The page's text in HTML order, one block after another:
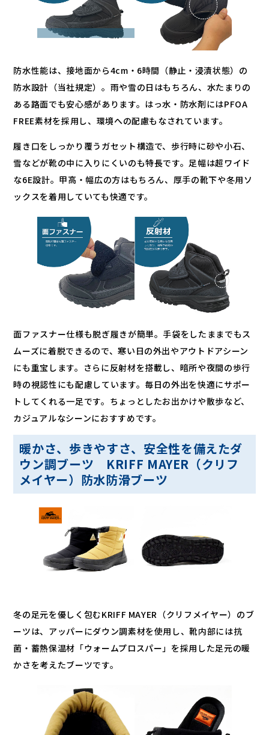
防水性能は、接地面から4cm・6時間（静止・浸漬状態）の
防水設計（当社規定）。雨や雪の日はもちろん、水たまりの
ある路面でも安心感があります。はっ水・防水剤にはPFOA
FREE素材を採用し、環境への配慮もなされています。
履き口をしっかり覆うガセット構造で、歩行時に砂や小石、
雪などが靴の中に入りにくいのも特長です。足幅は超ワイド
な6E設計。甲高・幅広の方はもちろん、厚手の靴下や冬用ソ
ックスを着用していても快適です。
面ファスナー仕様も脱ぎ履きが簡単。手袋をしたままでもス
ムーズに着脱できるので、寒い日の外出やアウトドアシーン
にも重宝します。さらに反射材を搭載し、暗所や夜間の歩行
時の視認性にも配慮しています。毎日の外出を快適にサポー
トしてくれる一足です。ちょっとしたお出かけや散歩など、
カジュアルなシーンにおすすめです。
暖かさ、歩きやすさ、安全性を備えたダ
ウン調ブーツ KRIFF MAYER（クリフ
メイヤー）防水防滑ブーツ
冬の足元を優しく包むKRIFF MAYER（クリフメイヤー）のブ
ーツは、アッパーにダウン調素材を使用し、靴内部には抗
菌・蓄熱保温材「ウォームプロスパー」を採用した足元の暖
かさを考えたブーツです。